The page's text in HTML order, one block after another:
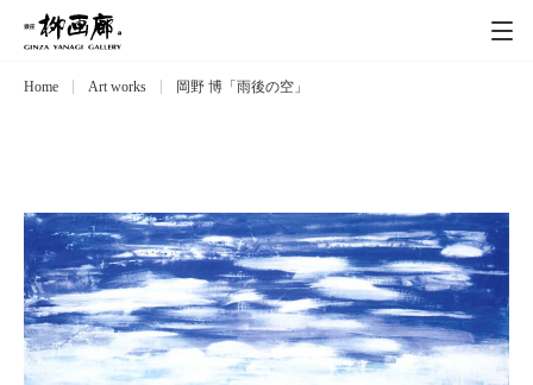
Exhibitions
Artists 作家
Art works 作品一覧
Home Art works 岡野 博「雨後の空」